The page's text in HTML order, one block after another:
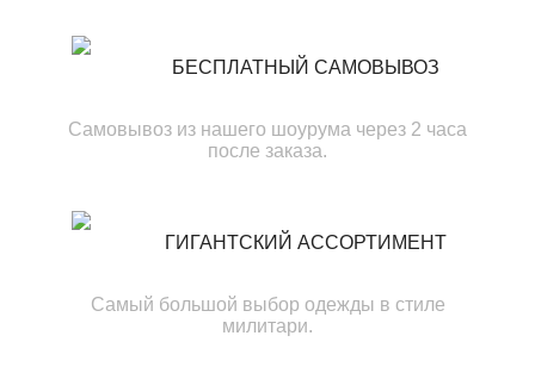
БЕСПЛАТНЫЙ САМОВЫВОЗ
Самовывоз из нашего шоурума через 2 часа
после заказа.
ГИГАНТСКИЙ АССОРТИМЕНТ
Самый большой выбор одежды в стиле
милитари.